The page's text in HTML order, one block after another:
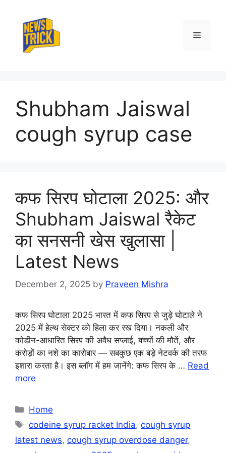
content
Menu
Shubham Jaiswal
cough syrup case
कफ सिरप घोटाला 2025: और
Shubham Jaiswal रैकेट
का सनसनी खेस खुलासा |
Latest News
December 2, 2025 by Praveen Mishra
कफ सिरप घोटाला 2025 भारत में कफ सिरप से जुड़े घोटाले ने
2025 में हेल्थ सेक्टर को हिला कर रख दिया। नकली और
कोडीन-आधारित सिरप की अवैध सप्लाई, बच्चों की मौतें, और
करोड़ों का नशे का कारोबार — सबकुछ एक बड़े नेटवर्क की तरफ
इशारा करता है। इस ब्लॉग में हम जानेंगे: कफ सिरप के … Read
more
Categories
Home
Tags
codeine syrup racket India,cough syrup
latest news, cough syrup overdose danger,